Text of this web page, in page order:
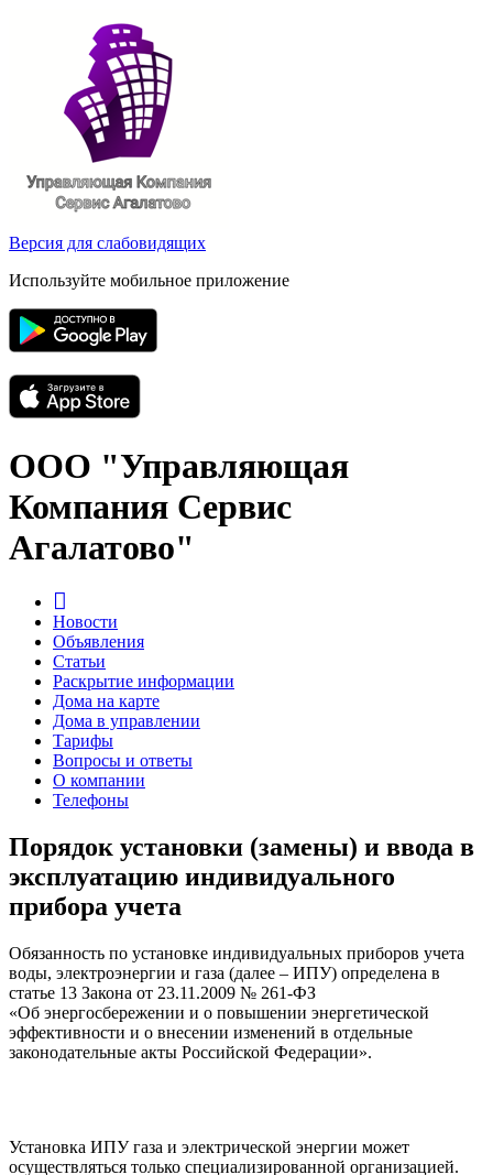
Версия для слабовидящих
Используйте мобильное приложение
ООО "Управляющая
Компания Сервис
Агалатово"
Новости
Объявления
Статьи
Раскрытие информации
Дома на карте
Дома в управлении
Тарифы
Вопросы и ответы
О компании
Телефоны
Порядок установки (замены) и ввода в
эксплуатацию индивидуального
прибора учета
Обязанность по установке индивидуальных приборов учета
воды, электроэнергии и газа (далее – ИПУ) определена в
статье 13 Закона от 23.11.2009 № 261-ФЗ
«Об энергосбережении и о повышении энергетической
эффективности и о внесении изменений в отдельные
законодательные акты Российской Федерации».
Установка ИПУ газа и электрической энергии может
осуществляться только специализированной организацией.